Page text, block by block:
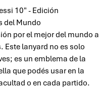
10" - Edición
del Mundo
por el mejor del mundo a
Este lanyard no es solo
es un emblema de la
que podés usar en la
o en cada partido.